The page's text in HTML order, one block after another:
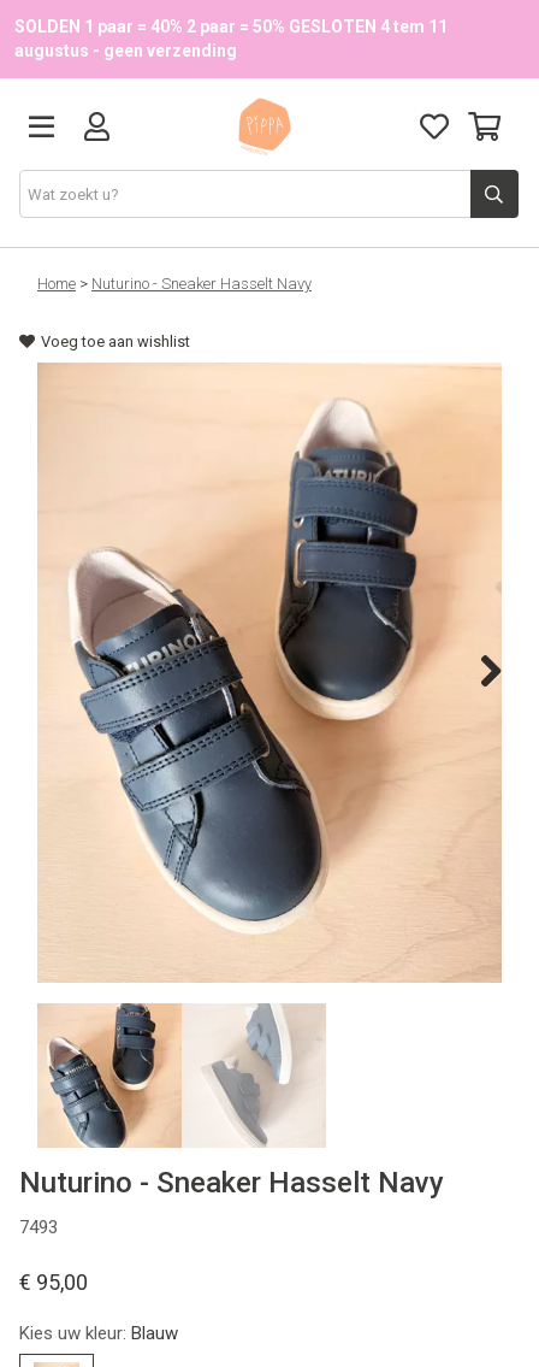
SOLDEN 1 paar = 40% 2 paar = 50% GESLOTEN 4 tem 11
augustus - geen verzending
Schoenen
School
Schoenen info
Cadeaubon
Vacature
Breng ons een bezoekje!
Home > Nuturino - Sneaker Hasselt Navy
Voeg toe aan wishlist
Nuturino - Sneaker Hasselt Navy
7493
€ 95,00
Kies uw kleur: Blauw